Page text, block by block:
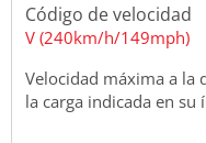
Código de velocidad
V (240km/h/149mph)
Velocidad máxima a la
la carga indicada en su